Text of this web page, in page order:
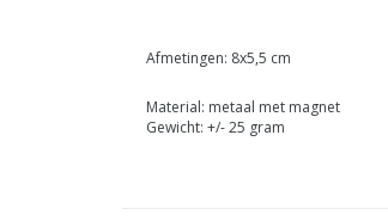
Afmetingen: 8x5,5 cm
Material: metaal met magnet
Gewicht: +/- 25 gram